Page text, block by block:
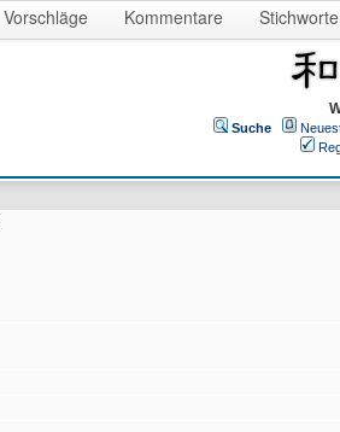
Vorschläge Kommentare Stichworte
Suche